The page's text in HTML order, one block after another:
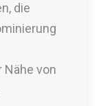
die
Nähe von